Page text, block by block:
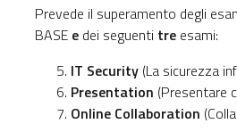
Prevede il superamento degli
BASE e dei seguenti tre esami:
IT Security (La sicurezza
Presentation (Presentare
Online Collaboration